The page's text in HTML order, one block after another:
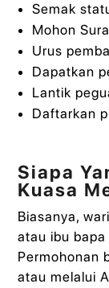
Semak
Mohon
Urus
Dapatkan
Lantik
Daftarkan
Siapa
Kuasa
Biasanya,
atau ibu
Permohonan
atau melalui